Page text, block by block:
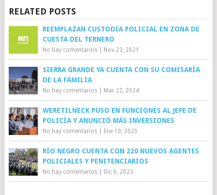
RELATED POSTS
REEMPLAZAN CUSTODIA POLICIAL EN ZONA DE
CUESTA DEL TERNERO
No hay comentarios| Nov 23, 2021
SIERRA GRANDE YA CUENTA CON SU COMISARÍA
DE LA FAMILIA
No hay comentarios| Mar 22, 2024
WERETILNECK PUSO EN FUNCIONES AL JEFE DE
POLICÍA Y ANUNCIÓ MÁS INVERSIONES
No hay comentarios| Ene 10, 2025
RÍO NEGRO CUENTA CON 220 NUEVOS AGENTES
POLICIALES Y PENITENCIARIOS
No hay comentarios| Dic 6, 2023